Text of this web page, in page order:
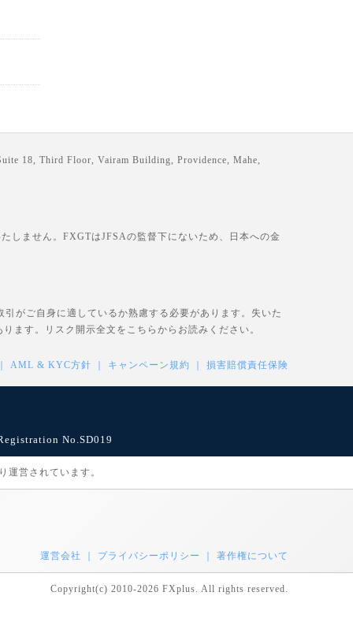
18, Third Floor, Vairam Building, Providence, Mahe,
しません。FXGTはJFSAの監督下にないため、日本への金
がご自身に適しているか熟慮する必要があります。失いた
ます。リスク開示全文を こちら からお読みください。
AML & KYC方針 キャンペーン規約 損害賠償責任保険
No.SD019
営されています。
運営会社 プライバシーポリシー 著作権について
Copyright(c) 2010-2026 FXplus. All rights reserved.